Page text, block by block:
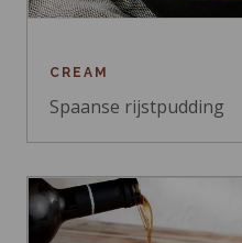
CREAM
Spaanse rijstpudding